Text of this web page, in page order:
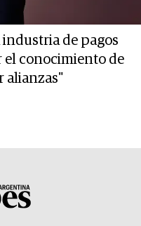
industria de pagos
el conocimiento de
alianzas"